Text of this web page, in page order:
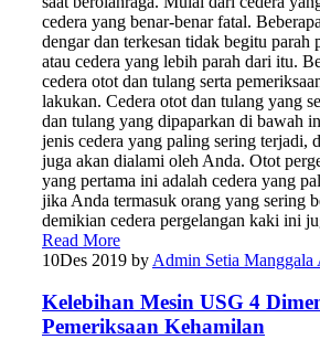
cedera yang benar-benar fatal.
dengar dan terkesan tidak begitu parah
atau cedera yang lebih parah dari itu.
cedera otot dan tulang serta
lakukan. Cedera otot dan tulang yang
dan tulang yang dipaparkan di bawah
jenis cedera yang paling sering terjadi,
juga akan dialami oleh Anda. Otot
yang pertama ini adalah cedera yang
jika Anda termasuk orang yang sering
demikian cedera pergelangan kaki ini
Read More
10Des 2019 by Admin Setia Manggala
Kelebihan Mesin USG 4
Pemeriksaan Kehamilan